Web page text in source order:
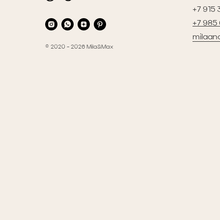
© 2020 - 2026 Mila&Max
+7 915
+7 985